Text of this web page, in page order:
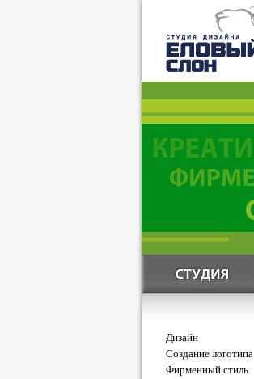
Дизайн
Создание логотипа
Фирменный стиль